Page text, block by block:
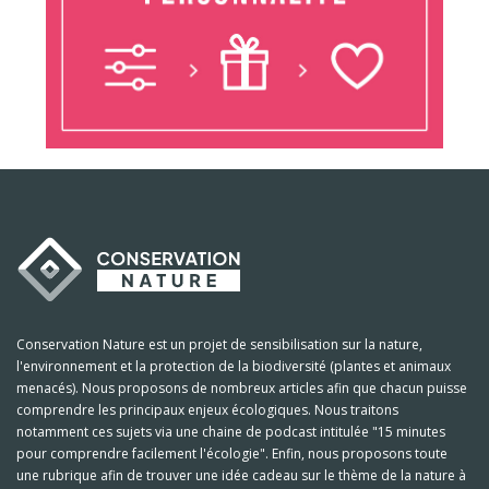
Conservation Nature est un projet de sensibilisation sur la nature,
l'environnement et la protection de la biodiversité (plantes et animaux
menacés). Nous proposons de nombreux articles afin que chacun puisse
comprendre les principaux enjeux écologiques. Nous traitons
notamment ces sujets via une chaine de podcast intitulée "15 minutes
pour comprendre facilement l'écologie". Enfin, nous proposons toute
une rubrique afin de trouver une idée cadeau sur le thème de la nature à